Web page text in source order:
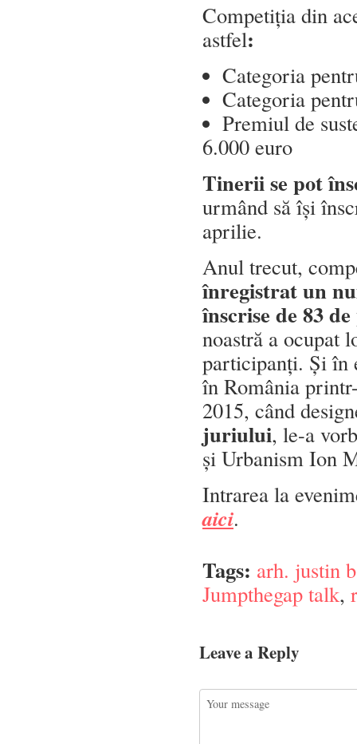
Competiția din
astfel:
Categoria
Categoria
Premiul de
6.000 euro
Tinerii se pot
urmând să își
aprilie.
Anul trecut,
înregistrat un
înscrise de 83
noastră a ocupat
participanți. Și în
în România
2015, când
juriului, le-a
și Urbanism Ion
Intrarea la
aici.
Tags: arh. justin
Jumpthegap talk,
Leave a Reply